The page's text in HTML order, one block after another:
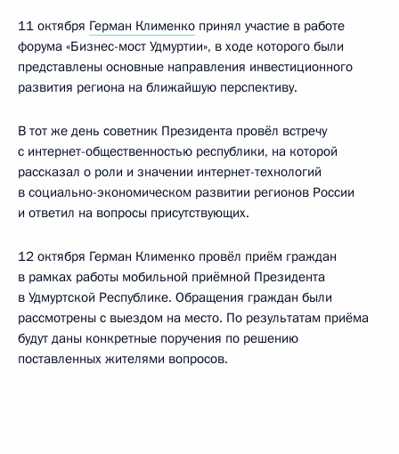
11 октября Герман Клименко принял участие в работе
форума «Бизнес-мост Удмуртии», в ходе которого были
представлены основные направления инвестиционного
развития региона на ближайшую перспективу.
В тот же день советник Президента провёл встречу
с интернет-общественностью республики, на которой
рассказал о роли и значении интернет-технологий
в социально-экономическом развитии регионов России
и ответил на вопросы присутствующих.
12 октября Герман Клименко провёл приём граждан
в рамках работы мобильной приёмной Президента
в Удмуртской Республике. Обращения граждан были
рассмотрены с выездом на место. По результатам приёма
будут даны конкретные поручения по решению
поставленных жителями вопросов.